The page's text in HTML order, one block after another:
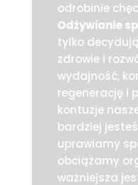
odrobinie
Odżywianie
tylko
zdrowie i
wydajność,
regenerację i
kontuzje
bardziej
uprawiamy
obciążamy
ważniejsza